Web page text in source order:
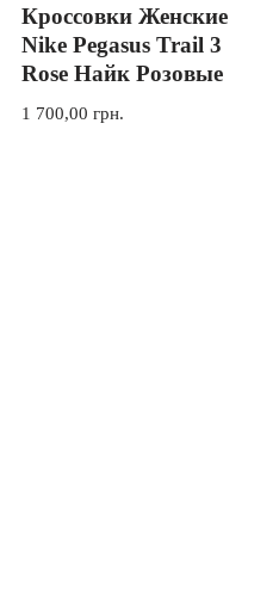
Кроссовки Женские
Nike Pegasus Trail 3
Rose Найк Розовые
1 700,00грн.